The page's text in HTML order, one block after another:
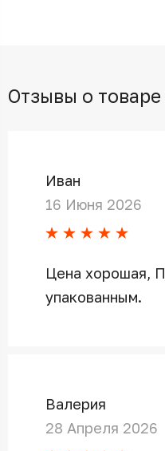
Отзывы о товаре
Иван
16 Июня 2026
Цена хорошая,
упакованным.
Валерия
28 Апреля 2026